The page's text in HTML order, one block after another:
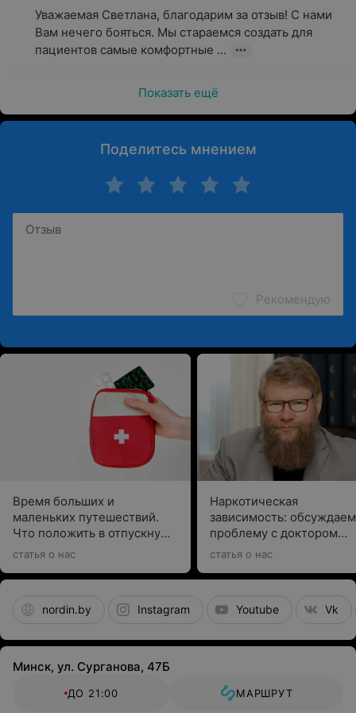
Удаление вросшего
ногтя, ногтевой
пластины, стержневой
Операции на связках,
сухожилиях
Хирургическое лечение эндометриоза
Уважаемая Светлана, благодарим за отзыв! С нами
Вам нечего бояться. Мы стараемся создать для
пациентов самые комфортные ...
Показать ещё
Поделитесь мнением
Рекомендую
Время больших и
маленьких путешествий.
Что положить в отпускную
аптечку, рассказывает врач
статья о нас
Наркотическая
зависимость: обсуждаем
проблему с доктором
Сайковым
статья о нас
nordin.by Instagram Youtube Vk
Минск, ул. Сурганова, 47Б
ДО 21:00 МАРШРУТ